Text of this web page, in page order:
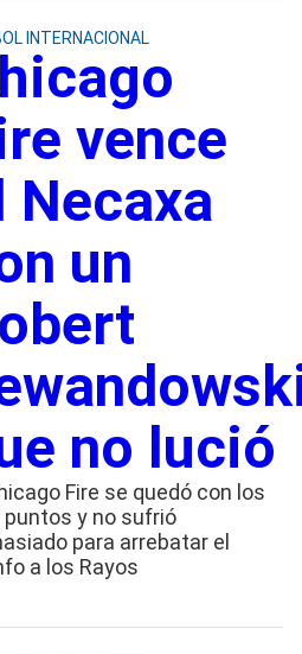
INTERNACIONAL
vence
Necaxa
un
no lució
Fire se quedó con los
y no sufrió
para arrebatar el
a los Rayos